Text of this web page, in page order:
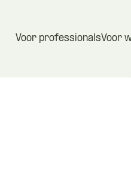
Voor professionalsVoor